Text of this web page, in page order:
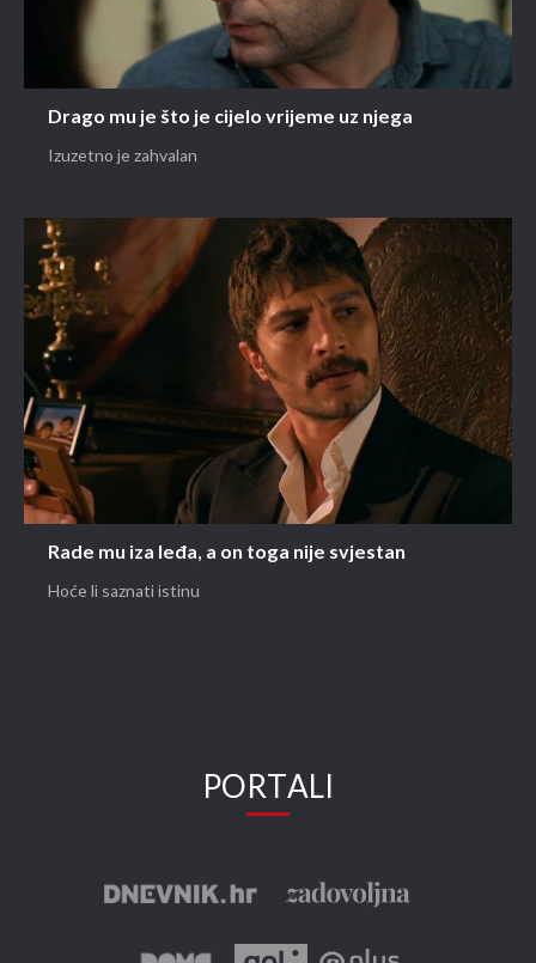
Drago mu je što je cijelo vrijeme uz njega
Izuzetno je zahvalan
Rade mu iza leđa, a on toga nije svjestan
Hoće li saznati istinu
PORTALI